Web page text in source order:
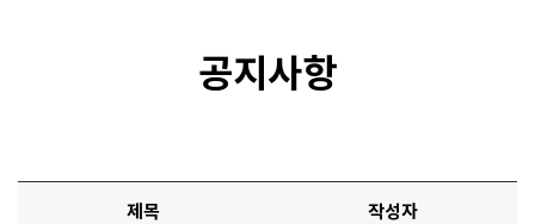
공지사항
제목 작성자